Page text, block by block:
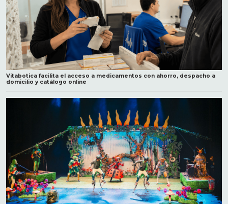
Vitabotica facilita el acceso a medicamentos con ahorro, despacho a
domicilio y catálogo online